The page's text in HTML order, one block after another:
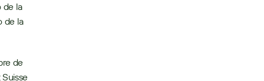
de la
de la
de